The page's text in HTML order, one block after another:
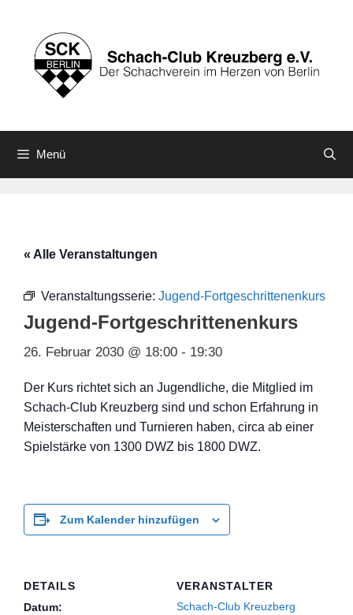
springen
Menü
« Alle Veranstaltungen
Veranstaltungsserie: Jugend-Fortgeschrittenenkurs
Jugend-Fortgeschrittenenkurs
26. Februar 2030 @ 18:00 - 19:30
Der Kurs richtet sich an Jugendliche, die Mitglied im
Schach-Club Kreuzberg sind und schon Erfahrung in
Meisterschaften und Turnieren haben, circa ab einer
Spielstärke von 1300 DWZ bis 1800 DWZ.
Zum Kalender hinzufügen
DETAILS
Datum:
VERANSTALTER
Schach-Club Kreuzberg